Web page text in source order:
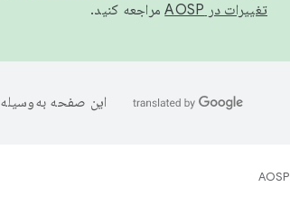
تغییرات در AOSP
مراجعه کنید.
این صفحه به‌وسیله
AOSP